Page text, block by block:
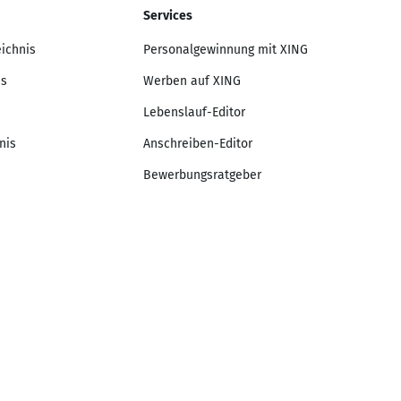
Services
Personalgewinnung mit XING
Werben auf XING
Lebenslauf-Editor
Anschreiben-Editor
Bewerbungsratgeber